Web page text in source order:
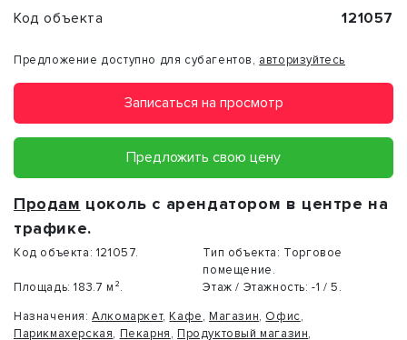
Код объекта 121057
Предложение доступно для субагентов, авторизуйтесь
Записаться на просмотр
Предложить свою цену
Продам цоколь с арендатором в центре на
трафике.
Код объекта: 121057. Тип объекта: Торговое
помещение.
Площадь: 183.7 м². Этаж / Этажность: -1 / 5.
Назначения: Алкомаркет, Кафе, Магазин, Офис,
Парикмахерская, Пекарня, Продуктовый магазин,